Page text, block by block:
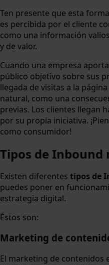
Ten presente que esta
es percibida por el cliente
como una información
y de valor.
Cuando una empresa
público objetivo sobre sus
llegada de visitas a la
natural, como una
previas. Los clientes llegan
por su propia iniciativa.
como consumidor!
Tipos de
Existen diferentes tipos de
puedes poner en
estrategia digital.
Éstos son:
Marketing de
El marketing de contenidos